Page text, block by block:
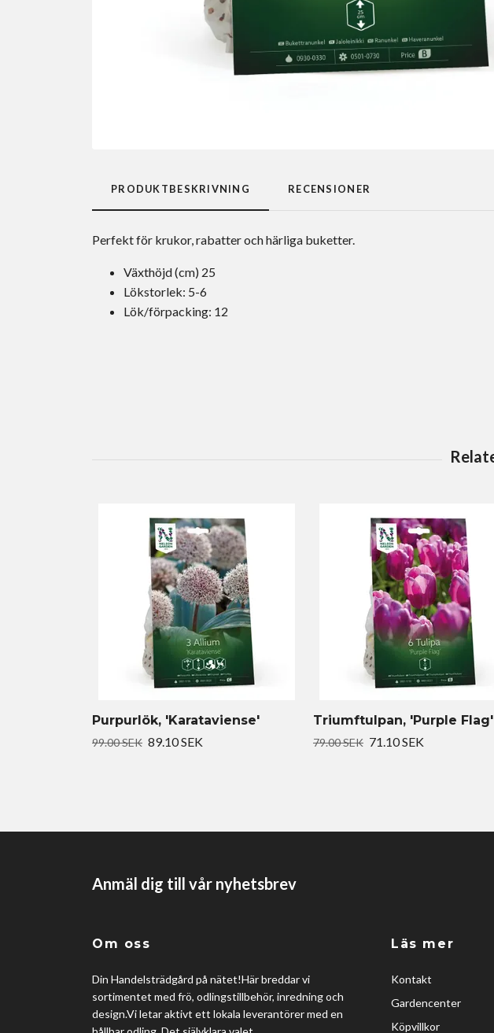
PRODUKTBESKRIVNING RECENSIONER
Perfekt för krukor, rabatter och härliga buketter.
Växthöjd (cm) 25
Lökstorlek: 5-6
Lök/förpacking: 12
Purpurlök, 'Karataviense'
99.00 SEK 89.10 SEK
Triumftulpan, 'Purple Flag'
79.00 SEK 71.10 SEK
Anmäl dig till vår nyhetsbrev
Om oss
Din Handelsträdgård på nätet!Här breddar vi
sortimentet med frö, odlingstillbehör, inredning och
design.Vi letar aktivt ett lokala leverantörer med en
Läs mer
Kontakt
Gardencenter
Köpvillkor